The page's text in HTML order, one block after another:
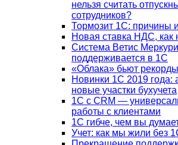
нельзя считать
сотрудников?
Тормозит 1C: причины
Новая ставка НДС, как
Система Ветис
поддерживается в 1С
«Облака» бьют рекорды
Новинки 1С 2019 года:
новые участки бухучета
1С с CRM —
работы с клиентами
1С гибче, чем вы
Учет: как мы жили без